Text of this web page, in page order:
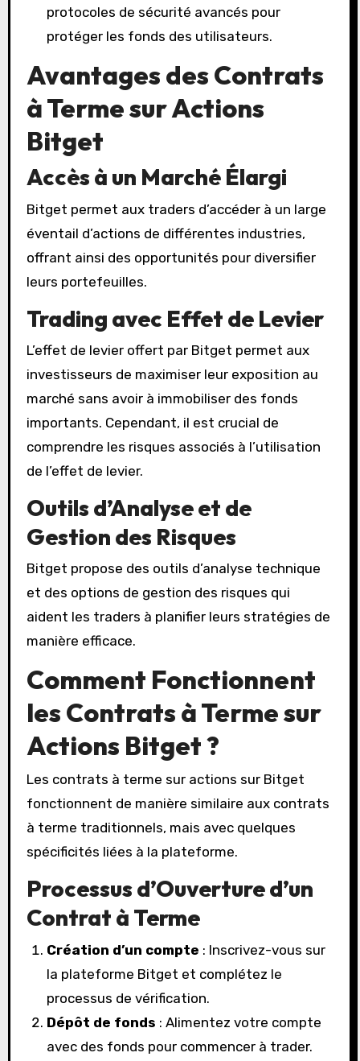
protocoles de sécurité avancés pour
protéger les fonds des utilisateurs.
Avantages des Contrats
à Terme sur Actions
Bitget
Accès à un Marché Élargi
Bitget permet aux traders d’accéder à un large
éventail d’actions de différentes industries,
offrant ainsi des opportunités pour diversifier
leurs portefeuilles.
Trading avec Effet de Levier
L’effet de levier offert par Bitget permet aux
investisseurs de maximiser leur exposition au
marché sans avoir à immobiliser des fonds
importants. Cependant, il est crucial de
comprendre les risques associés à l’utilisation
de l’effet de levier.
Outils d’Analyse et de
Gestion des Risques
Bitget propose des outils d’analyse technique
et des options de gestion des risques qui
aident les traders à planifier leurs stratégies de
manière efficace.
Comment Fonctionnent
les Contrats à Terme sur
Actions Bitget ?
Les contrats à terme sur actions sur Bitget
fonctionnent de manière similaire aux contrats
à terme traditionnels, mais avec quelques
spécificités liées à la plateforme.
Processus d’Ouverture d’un
Contrat à Terme
Création d’un compte : Inscrivez-vous sur
la plateforme Bitget et complétez le
processus de vérification.
Dépôt de fonds : Alimentez votre compte
avec des fonds pour commencer à trader.